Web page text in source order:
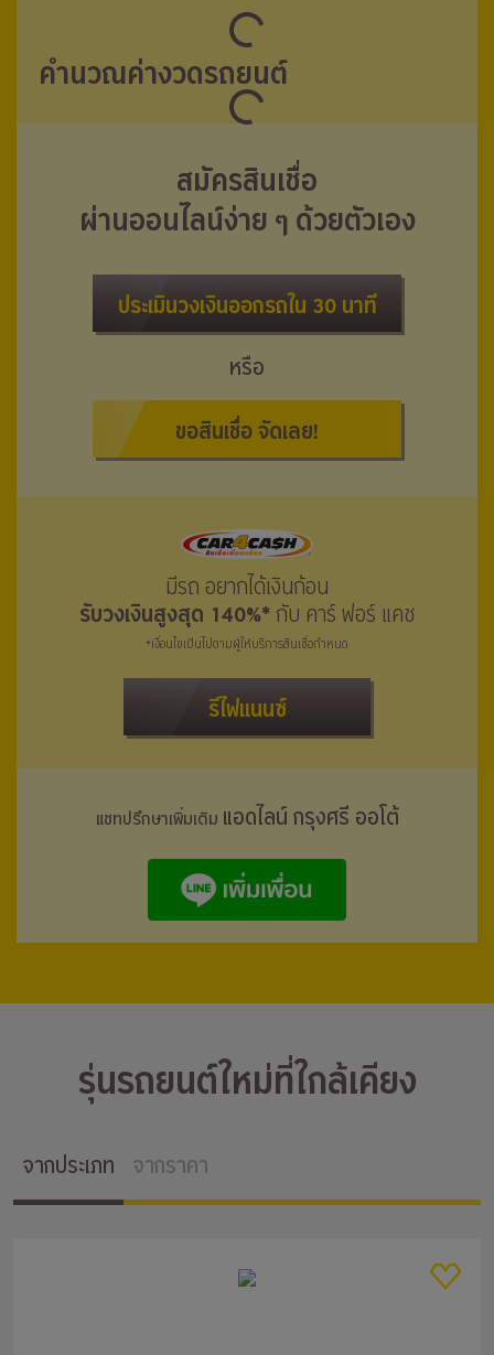
คำนวณค่างวดรถยนต์
สมัครสินเชื่อ
ผ่านออนไลน์ง่าย ๆ ด้วยตัวเอง
ประเมินวงเงินออกรถใน 30 นาที
หรือ
ขอสินเชื่อ จัดเลย!
มีรถ อยากได้เงินก้อน
รับวงเงินสูงสุด 140%* กับ คาร์ ฟอร์ แคช
*เงื่อนไขเป็นไปตามผู้ให้บริการสินเชื่อกำหนด
รีไฟแนนซ์
แชทปรึกษาเพิ่มเติม แอดไลน์ กรุงศรี ออโต้
รุ่นรถยนต์ใหม่ที่ใกล้เคียง
จากประเภท จากราคา